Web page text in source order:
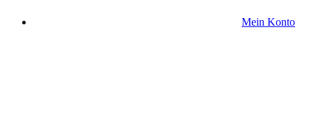
Mein Konto